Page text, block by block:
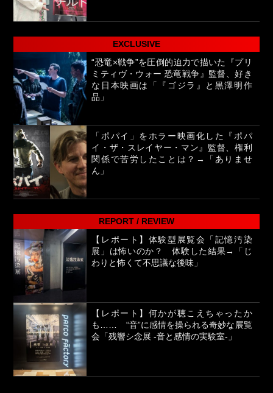
EXCLUSIVE
“恐竜×戦争”を圧倒的迫力で描いた『プリ
ミティヴ・ウォー 恐竜戦争』監督、好き
な日本映画は「『ゴジラ』と黒澤明作
品」
「ポパイ」をホラー映画化した『ポパ
イ・ザ・スレイヤー・マン』監督、権利
関係で苦労したことは？→「ありませ
ん」
REPORT / REVIEW
【レポート】体験型展覧会「記憶汚染
展」は怖いのか？ 体験した結果→「じ
わりと怖くて不思議な後味」
【レポート】何かが聴こえちゃったか
も…… “音”に感情を操られる奇妙な展覧
会「残響シ念展 -⾳と感情の実験室-」